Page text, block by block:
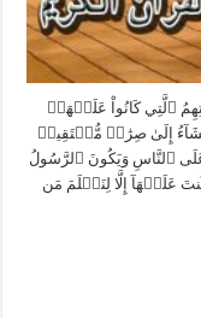
ٱلَّتِي كَانُواْ عَلَيۡهَاۚ
إِلَىٰ صِرَٰطٖ مُّسۡتَقِيمٖ
عَلَى ٱلنَّاسِ وَيَكُونَ ٱلرَّسُولُ
عَلَيۡهَآ إِلَّا لِنَعۡلَمَ مَن